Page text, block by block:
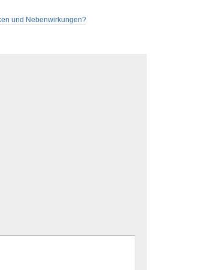
und Nebenwirkungen?